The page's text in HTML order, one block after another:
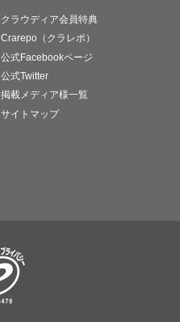
クラウディア会員特典
Crarepo（クラレポ）
公式Facebookページ
公式Twitter
掲載メディア様一覧
サイトマップ